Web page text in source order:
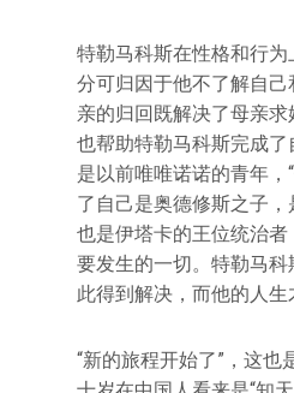
特勒马科斯在性格和行
分可归因于他不了解自
亲的归回既解决了母亲求
也帮助特勒马科斯完成
是以前唯唯诺诺的青年，
了自己是奥德修斯之子
也是伊塔卡的王位统治
要发生的一切。特勒马
此得到解决，而他的人生
“新的旅程开始了”，这也